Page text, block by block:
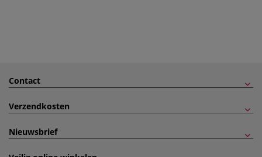
Contact
Verzendkosten
Nieuwsbrief